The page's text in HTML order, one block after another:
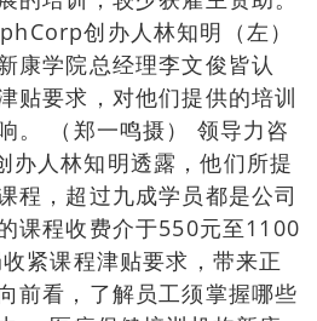
创办人林知明（左）
康学院总经理李文俊皆认
贴要求，对他们提供的培训
。 （郑一鸣摄） 领导力咨
人林知明透露，他们所提
程，超过九成学员都是公司
课程收费介于550元至1100
紧课程津贴要求，带来正
前看，了解员工须掌握哪些